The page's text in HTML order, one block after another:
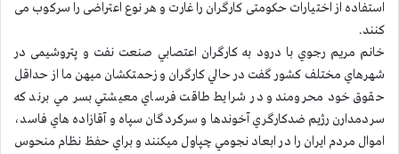
استفاده از اختیارات حکومتی کارگران را غارت و هر نوع اعتراضی را سرکوب می
کنند.
خانم مريم رجوي با درود به کارگران اعتصابي صنعت نفت و پتروشیمی در
شهرهاي مختلف كشور گفت در حالي كارگران و زحمتكشان ميهن ما از حداقل
حقوق خود محرومند و در شرايط طاقت فرساي معيشتي بسر مي برند كه
سردمدارن رژيم ضدكارگري آخوندها و سركردگان سپاه و آقازاده هاي فاسد،
اموال مردم ايران را در ابعاد نجومي چپاول ميكنند و براي حفظ نظام منحوس